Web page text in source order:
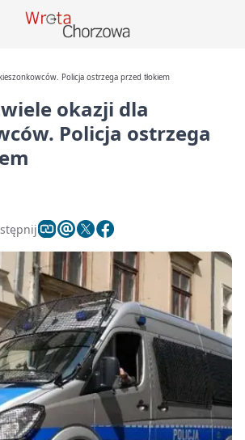
Policja ostrzega przed tłokiem
okazji dla
Policja ostrzega